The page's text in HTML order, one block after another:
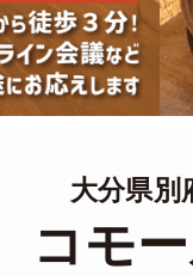
大分県別
コモ